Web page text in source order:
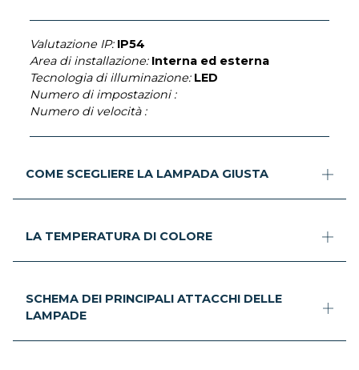
Valutazione IP: IP54
Area di installazione: Interna ed esterna
Tecnologia di illuminazione: LED
Numero di impostazioni :
Numero di velocità :
COME SCEGLIERE LA LAMPADA GIUSTA
LA TEMPERATURA DI COLORE
SCHEMA DEI PRINCIPALI ATTACCHI DELLE
LAMPADE